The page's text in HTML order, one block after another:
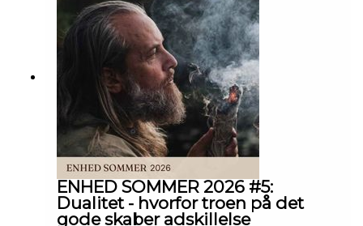
Det her er del 2 af samtalen med Lars Mygind. Det
anbefales at du går tilbage i dit podcast feed & lytter til
del 1, inden du lytter med her.
Hvordan kan du regulere nervesystemet, forløse gamle
traumer & komme tættere på dig selv – ved hjælp af dine
egne fingerspidser?
ENHED SOMMER 2026 #5:
Dualitet - hvorfor troen på det
gode skaber adskillelse